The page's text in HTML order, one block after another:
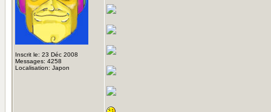
Inscrit le: 23 Déc 2008
Messages: 4258
Localisation: Japon